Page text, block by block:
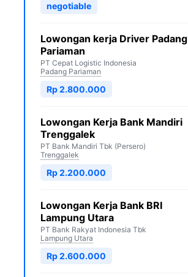
negotiable
Lowongan kerja Driver Padang
Pariaman
PT Cepat Logistic Indonesia
Padang Pariaman
Rp 2.800.000
Lowongan Kerja Bank Mandiri
Trenggalek
PT Bank Mandiri Tbk (Persero)
Trenggalek
Rp 2.200.000
Lowongan Kerja Bank BRI
Lampung Utara
PT Bank Rakyat Indonesia Tbk
Lampung Utara
Rp 2.600.000